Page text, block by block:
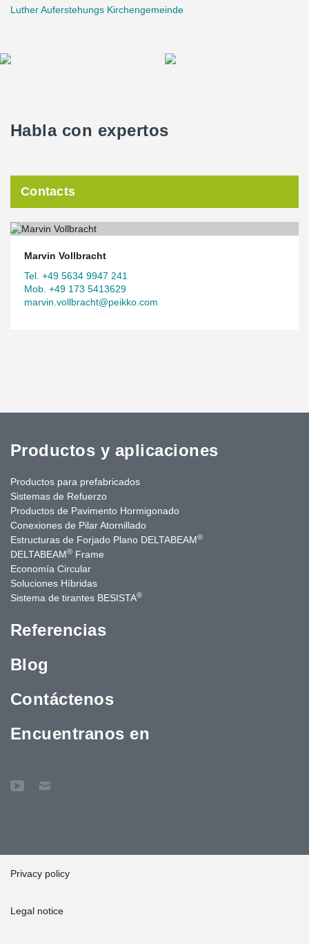
Luther Auferstehungs Kirchengemeinde
Habla con expertos
Contacts
Marvin Vollbracht
Tel. +49 5634 9947 241
Mob. +49 173 5413629
marvin.vollbracht@peikko.com
Productos y aplicaciones
Productos para prefabricados
Sistemas de Refuerzo
Productos de Pavimento Hormigonado
Conexiones de Pilar Atornillado
Estructuras de Forjado Plano DELTABEAM®
DELTABEAM® Frame
Economía Circular
Soluciones Híbridas
Sistema de tirantes BESISTA®
Referencias
Blog
Contáctenos
Encuentranos en
Privacy policy
Legal notice